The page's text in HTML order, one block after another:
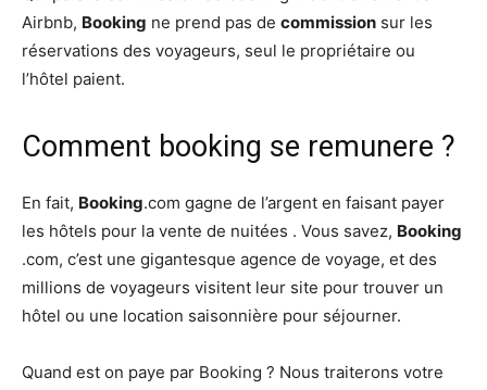
Airbnb, Booking ne prend pas de commission sur les
réservations des voyageurs, seul le propriétaire ou
l’hôtel paient.
Comment booking se remunere ?
En fait, Booking.com gagne de l’argent en faisant payer
les hôtels pour la vente de nuitées . Vous savez, Booking
.com, c’est une gigantesque agence de voyage, et des
millions de voyageurs visitent leur site pour trouver un
hôtel ou une location saisonnière pour séjourner.
Quand est on paye par Booking ? Nous traiterons votre